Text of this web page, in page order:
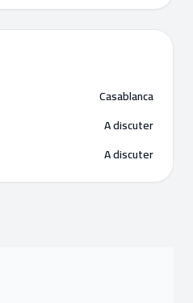
Casablanca
A discuter
A discuter